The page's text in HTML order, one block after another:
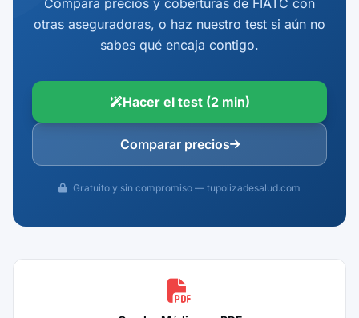
Compara precios y coberturas de FIATC con
otras aseguradoras, o haz nuestro test si aún no
sabes qué encaja contigo.
Hacer el test (2 min)
Comparar precios
Gratuito y sin compromiso — tupolizadesalud.com